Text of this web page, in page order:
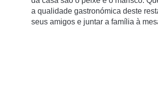
a qualidade gastronómica deste
seus amigos e juntar a famí­lia à